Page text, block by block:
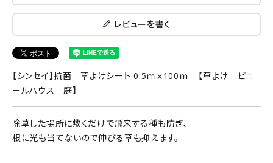
レビューを書く
【シンセイ】抗菌 草よけシート 0.5ｍｘ100ｍ 【草よけ ビニ
ールハウス 庭】
除草した場所に敷くだけで飛来する種も防ぎ、
根に光も当てないので伸びる草も抑えます。